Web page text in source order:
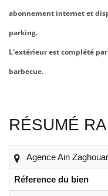
abonnement internet et
parking.
L'extérieur est complété
barbecue.
RÉSUMÉ
Agence Ain
Réference du bien